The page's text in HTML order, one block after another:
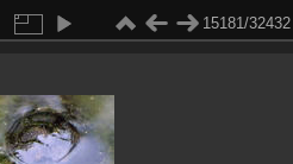
15181/32432